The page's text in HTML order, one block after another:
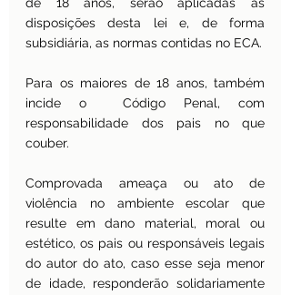
disposições desta lei e, de forma
subsidiária, as normas contidas no ECA.
Para os maiores de 18 anos, também
incide o  Código Penal, com
responsabilidade dos pais no que
couber.
Comprovada ameaça ou ato de
violência no ambiente escolar que
resulte em dano material, moral ou
estético, os pais ou responsáveis legais
do autor do ato, caso esse seja menor
de idade, responderão solidariamente